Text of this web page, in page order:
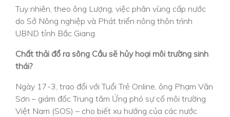
Tuy nhiên, theo ông Lượng, việc phân vùng cấp nước
do Sở Nông nghiệp và Phát triển nông thôn trình
UBND tỉnh Bắc Giang.
Chất thải đổ ra sông Cầu sẽ hủy hoại môi trường sinh
thái?
Ngày 17-3, trao đổi với Tuổi Trẻ Online, ông Phạm Văn
Sơn – giám đốc Trung tâm Ứng phó sự cố môi trường
Việt Nam (SOS) – cho biết xu hướng của các nước